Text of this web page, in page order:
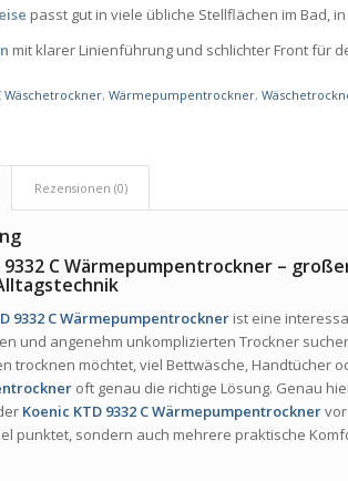
passt gut in viele übliche Stellflächen im Bad,
mit klarer Linienführung und schlichter Front für
Wäschetrockner,Wärmepumpentrockner,
Rezensionen (0)
9332 C Wärmepumpentrockner –
9332 C Wärmepumpentrockner ist eine
und angenehm unkomplizierten Trockner
trocknen möchtet, viel Bettwäsche, Handtücher
oft genau die richtige Lösung. Genau
Koenic KTD 9332 C Wärmepumpentrockner
punktet, sondern auch mehrere praktische